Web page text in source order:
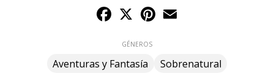
Facebook
X Pinterest
GÉNEROS
Aventuras y Fantasía Sobrenatural